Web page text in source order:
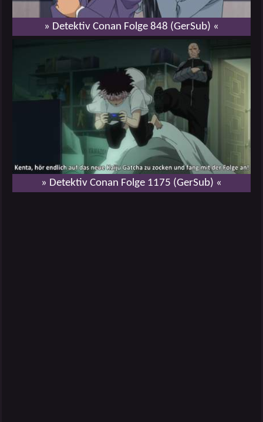
» Detektiv Conan Folge 848 (GerSub) «
» Detektiv Conan Folge 1175 (GerSub) «